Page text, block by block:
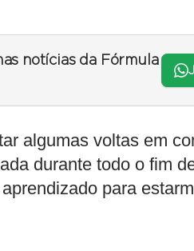
notícias da Fórmula
algumas voltas em
durante todo o fim
para